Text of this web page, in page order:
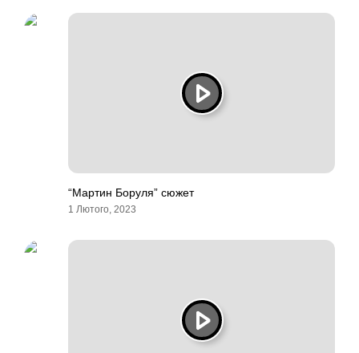
“Мартин Боруля” сюжет
1 Лютого, 2023